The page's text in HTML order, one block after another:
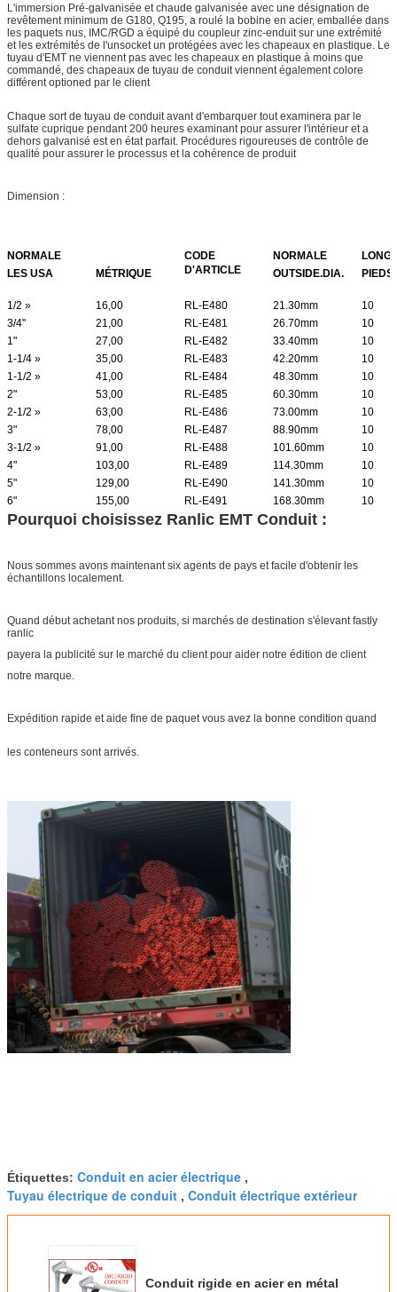
L'immersion Pré-galvanisée et chaude galvanisée avec une désignation de
revêtement minimum de G180, Q195, a roulé la bobine en acier, emballée dans
les paquets nus, IMC/RGD a équipé du coupleur zinc-enduit sur une extrémité
et les extrémités de l'unsocket un protégées avec les chapeaux en plastique. Le
tuyau d'EMT ne viennent pas avec les chapeaux en plastique à moins que
commandé, des chapeaux de tuyau de conduit viennent également colore
différent optioned par le client
Chaque sort de tuyau de conduit avant d'embarquer tout examinera par le
sulfate cuprique pendant 200 heures examinant pour assurer l'intérieur et a
dehors galvanisé est en état parfait. Procédures rigoureuses de contrôle de
qualité pour assurer le processus et la cohérence de produit
Dimension :
NORMALE
CODE
D'ARTICLE
NORMALE
LES USA
MÉTRIQUE OUTSIDE.DIA. PIEDS
1/2 » 16,00 RL-E480 21.30mm
10
3/4"
21,00 RL-E481 26.70mm
10
1"
27,00 RL-E482 33.40mm
10
1-1/4 »
35,00 RL-E483 42.20mm
10
1-1/2 »
41,00 RL-E484 48.30mm
10
2"
53,00 RL-E485 60.30mm
10
2-1/2 »
63,00 RL-E486 73.00mm
10
3"
78,00 RL-E487 88.90mm
10
3-1/2 »
91,00 RL-E488 101.60mm
10
4"
103,00 RL-E489 114.30mm
10
5"
129,00 RL-E490 141.30mm
10
6"
155,00 RL-E491 168.30mm 10
Pourquoi choisissez Ranlic EMT Conduit :
Nous sommes avons maintenant six agents de pays et facile d'obtenir les
échantillons localement.
Quand début achetant nos produits, si marchés de destination s'élevant fastly
ranlic
payera la publicité sur le marché du client pour aider notre édition de client
notre marque.
Expédition rapide et aide fine de paquet vous avez la bonne condition quand
les conteneurs sont arrivés.
Étiquettes: Conduit en acier électrique ,
Tuyau électrique de conduit , Conduit électrique extérieur
Conduit rigide en acier en métal